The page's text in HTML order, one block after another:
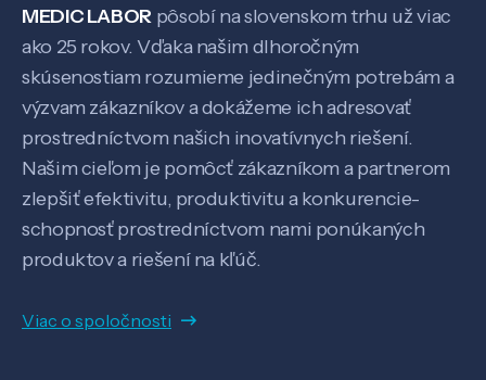
MEDIC LABOR pôsobí na slovenskom trhu už viac
ako 25 rokov. Vďaka našim dlhoročným
skúsenostiam rozumieme jedinečným potrebám a
výzvam zákazníkov a dokážeme ich adresovať
prostredníctvom našich inovatívnych riešení.
Našim cieľom je pomôcť zákazníkom a partnerom
zlepšiť efektivitu, produktivitu a konkurencie-
schopnosť prostredníctvom nami ponúkaných
produktov a riešení na kľúč.
Viac o spoločnosti